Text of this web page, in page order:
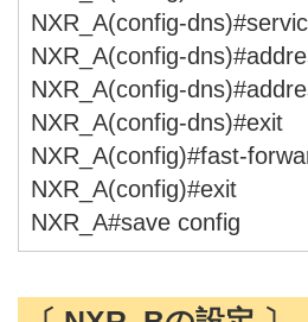
NXR_A(config-
NXR_A(config-
NXR_A(config-
NXR_A(config-dns)#exit
NXR_A(config)#fast-
NXR_A(config)#exit
NXR_A#save config